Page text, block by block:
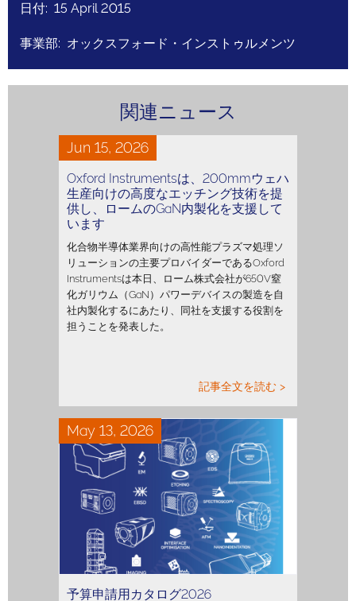
日付: 15 April 2015
事業部: オックスフォード・インストゥルメンツ
関連ニュース
Jun 15, 2026
Oxford Instrumentsは、200mmウェハ
生産向けの高度なエッチング技術を提
供し、ロームのGaN内製化を支援して
います
化合物半導体業界向けの高性能プラズマ処理ソ
リューションの主要プロバイダーであるOxford
Instrumentsは本日、ローム株式会社が650V窒
化ガリウム（GaN）パワーデバイスの製造を自
社内製化するにあたり、同社を支援する役割を
担うことを発表した。
記事全文を読む >
May 13, 2026
予算申請用カタログ2026